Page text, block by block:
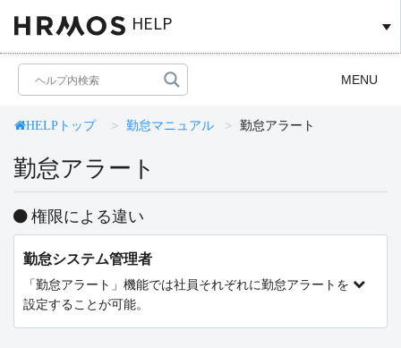
HELP
Toggle
MENU
HELPトップ 勤怠マニュアル 勤怠アラート
勤怠アラート
権限による違い
勤怠システム管理者
「勤怠アラート」機能では社員それぞれに勤怠アラートを
設定することが可能。